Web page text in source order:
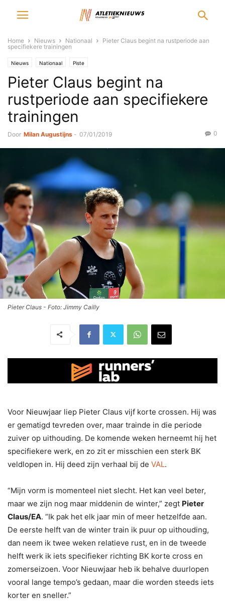
Home Nieuws Nationaal
Pieter Claus begint na rustperiode aan
specifiekere trainingen
Nieuws Nationaal Piste
Pieter Claus begint na
rustperiode aan specifiekere
trainingen
Door Milan Augustijns - 07/01/2019 0
Pieter Claus - Foto: Jimmy Cailly
Voor Nieuwjaar liep Pieter Claus vijf korte crossen. Hij was
er gematigd tevreden over, maar trainde in die periode
zuiver op uithouding. De komende weken herneemt hij het
specifiekere werk, en zo zit er misschien een sterk BK
veldlopen in. Hij deed zijn verhaal bij de VAL.
“Mijn vorm is momenteel niet slecht. Het kan veel beter,
maar we zijn nog maar middenin de winter,” zegt Pieter
Claus/EA. “Ik pak het elk jaar min of meer hetzelfde aan.
De eerste helft van de winter train ik puur op uithouding,
dan neem ik twee weken relatieve rust, en in de tweede
helft werk ik iets specifieker richting BK korte cross en
zomerseizoen. Voor Nieuwjaar heb ik behalve duurlopen
vooral lange tempo’s gedaan, maar die worden steeds iets
korter en sneller.”